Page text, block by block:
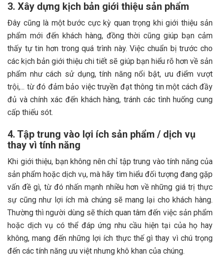
3. Xây dựng kịch bản giới thiệu sản phẩm
Đây cũng là một bước cực kỳ quan trọng khi giới thiệu sản
phẩm mới đến khách hàng, đồng thời cũng giúp bạn cảm
thấy tự tin hơn trong quá trình này. Việc chuẩn bị trước cho
các kịch bản giới thiệu chi tiết sẽ giúp bạn hiểu rõ hơn về sản
phẩm như cách sử dụng, tính năng nổi bật, ưu điểm vượt
trội,... từ đó đảm bảo việc truyền đạt thông tin một cách đầy
đủ và chính xác đến khách hàng, tránh các tình huống cung
cấp thiếu sót.
4. Tập trung vào lợi ích sản phẩm / dịch vụ
thay vì tính năng
Khi giới thiệu, bạn không nên chỉ tập trung vào tính năng của
sản phẩm hoặc dịch vụ, mà hãy tìm hiểu đối tượng đang gặp
vấn đề gì, từ đó nhấn mạnh nhiều hơn về những giá trị thực
sự cũng như lợi ích mà chúng sẽ mang lại cho khách hàng.
Thường thì người dùng sẽ thích quan tâm đến việc sản phẩm
hoặc dịch vụ có thể đáp ứng nhu cầu hiện tại của họ hay
không, mang đến những lợi ích thực thế gì thay vì chú trọng
đến các tính năng ưu việt nhưng khô khan của chúng.